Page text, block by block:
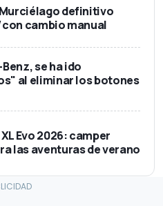
definitivo
con cambio manual
se ha ido
al eliminar los botones
Evo 2026: camper
las aventuras de verano